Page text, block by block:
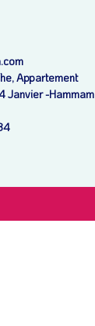
Appartement
Janvier -Hammam